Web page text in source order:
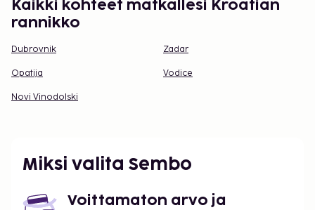
Kaikki kohteet matkallesi Kroatian
rannikko
Dubrovnik Zadar
Opatija Vodice
Novi Vinodolski
Miksi valita Sembo
Voittamaton arvo ja